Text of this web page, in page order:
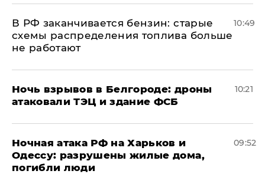
​В РФ заканчивается бензин: старые
схемы распределения топлива больше
не работают
10:49
​Ночь взрывов в Белгороде: дроны
атаковали ТЭЦ и здание ФСБ
10:21
​Ночная атака РФ на Харьков и
Одессу: разрушены жилые дома,
погибли люди
09:52